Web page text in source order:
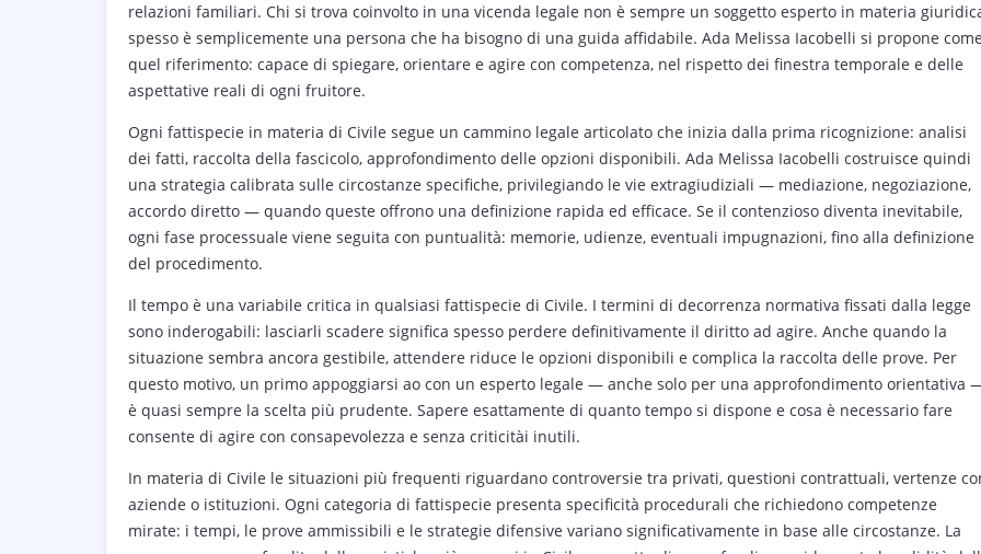
relazioni familiari. Chi si trova coinvolto in una vicenda legale non è sempre un soggetto esperto in materia
spesso è semplicemente una persona che ha bisogno di una guida affidabile. Ada Melissa Iacobelli si propone
quel riferimento: capace di spiegare, orientare e agire con competenza, nel rispetto dei finestra temporale e delle
aspettative reali di ogni fruitore.
Ogni fattispecie in materia di Civile segue un cammino legale articolato che inizia dalla prima ricognizione: analisi
dei fatti, raccolta della fascicolo, approfondimento delle opzioni disponibili. Ada Melissa Iacobelli costruisce quindi
una strategia calibrata sulle circostanze specifiche, privilegiando le vie extragiudiziali — mediazione, negoziazione,
accordo diretto — quando queste offrono una definizione rapida ed efficace. Se il contenzioso diventa inevitabile,
ogni fase processuale viene seguita con puntualità: memorie, udienze, eventuali impugnazioni, fino alla definizione
del procedimento.
Il tempo è una variabile critica in qualsiasi fattispecie di Civile. I termini di decorrenza normativa fissati dalla legge
sono inderogabili: lasciarli scadere significa spesso perdere definitivamente il diritto ad agire. Anche quando la
situazione sembra ancora gestibile, attendere riduce le opzioni disponibili e complica la raccolta delle prove. Per
questo motivo, un primo appoggiarsi ao con un esperto legale — anche solo per una approfondimento orientativa
è quasi sempre la scelta più prudente. Sapere esattamente di quanto tempo si dispone e cosa è necessario fare
consente di agire con consapevolezza e senza criticitài inutili.
In materia di Civile le situazioni più frequenti riguardano controversie tra privati, questioni contrattuali, vertenze
aziende o istituzioni. Ogni categoria di fattispecie presenta specificità procedurali che richiedono competenze
mirate: i tempi, le prove ammissibili e le strategie difensive variano significativamente in base alle circostanze. La